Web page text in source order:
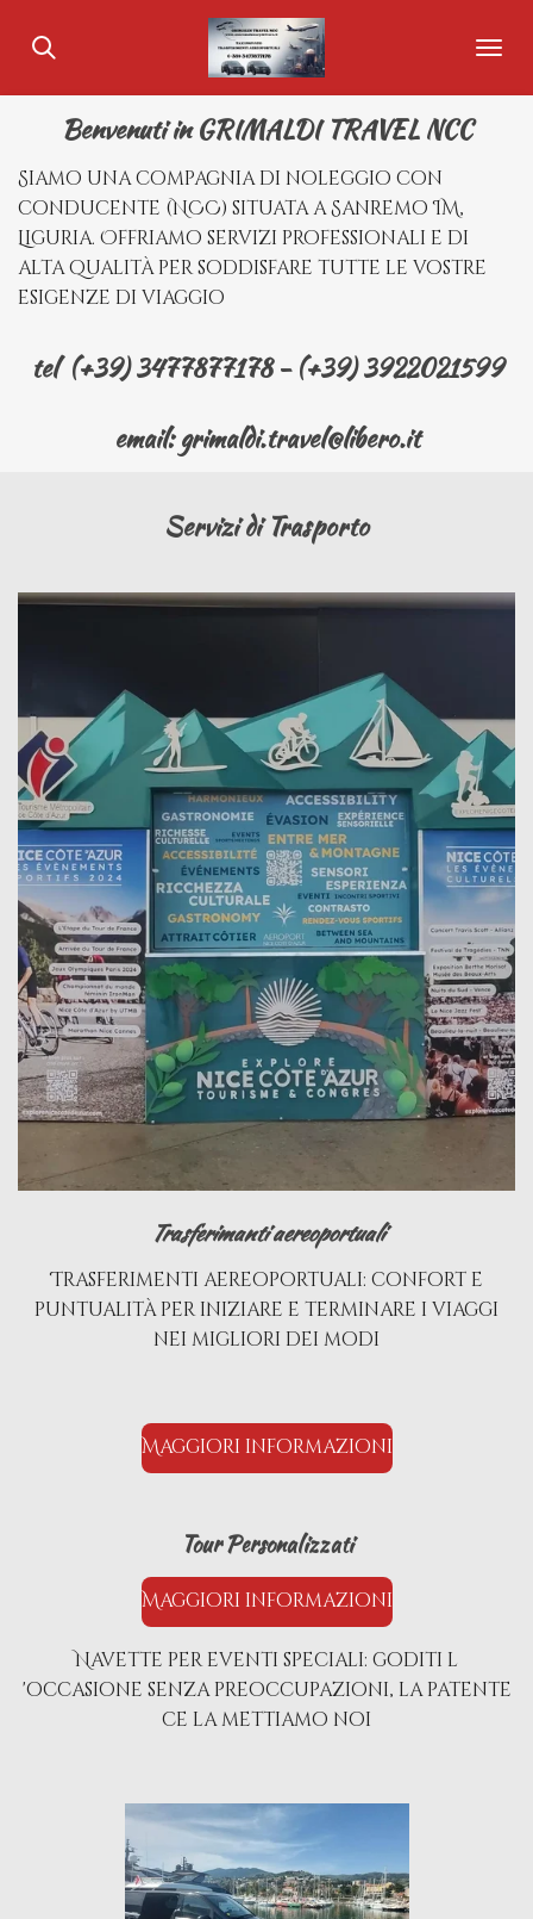
principaleBenvenuti in GRIMALDI TRAVEL NCC
Siamo una compagnia di noleggio con
conducente (NCC) situata a Sanremo IM,
Liguria. Offriamo servizi professionali e di
alta qualità per soddisfare tutte le vostre
esigenze di viaggio
tel (+39) 3477877178 - (+39) 3922021599
email: grimaldi.travel@libero.it
Servizi di Trasporto
Trasferimanti aereoportuali
Trasferimenti aereoportuali: confort e
puntualità per iniziare e terminare i viaggi
nei migliori dei modi
Maggiori informazioni
Tour Personalizzati
Maggiori informazioni
Navette per eventi speciali: goditi l
'occasione senza preoccupazioni, la patente
ce la mettiamo noi